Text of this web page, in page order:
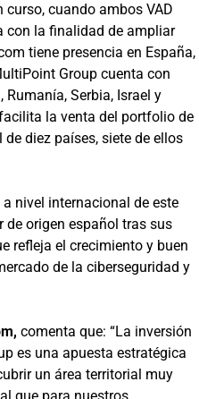
cuando ambos VAD
con la finalidad de ampliar
tiene presencia en España,
Group cuenta con
Rumanía, Serbia, Israel y
la venta del portfolio de
diez países, siete de ellos
nivel internacional de este
origen español tras sus
refleja el crecimiento y buen
de la ciberseguridad y
comenta que: “La inversión
es una apuesta estratégica
un área territorial muy